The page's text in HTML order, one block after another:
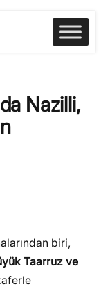
Nazilli,
biri,
Taarruz ve